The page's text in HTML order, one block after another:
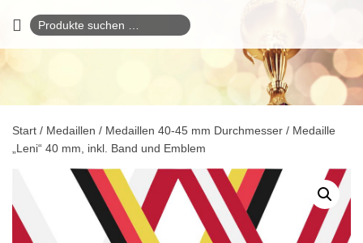
Suchen
nach:
Start / Medaillen / Medaillen 40-45 mm Durchmesser / Medaille
„Leni“ 40 mm, inkl. Band und Emblem